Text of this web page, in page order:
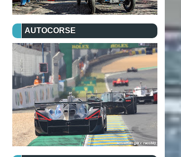
AUTOCORSE